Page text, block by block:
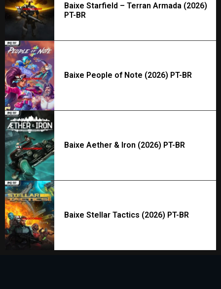
Baixe Starfield – Terran Armada (2026)
PT-BR
Baixe People of Note (2026) PT-BR
Baixe Aether & Iron (2026) PT-BR
Baixe Stellar Tactics (2026) PT-BR